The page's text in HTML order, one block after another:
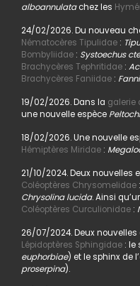
alboannulatachez les
24/02/2026. Du nouveau
Nématocères Tipulidae:
Bombyliidae: Systoechus
Brachycères Tephritidae:
Brachycères Faniidae:
19/02/2026. Dans la galerie
une nouvelle espèce
18/02/2026. Une nouvelle
Hémiptères Miridae:
21/10/2024. Deux nouvelles
Coléoptères Chrysomelidae:
Chrysolina lucida. Ainsi
Coléoptères Curculionidae :
26/07/2024. Deux
Lépidoptères Sphingidae: le
euphorbiae) et le sphinx de
proserpina).